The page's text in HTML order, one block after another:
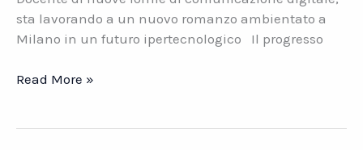
sta lavorando a un nuovo romanzo ambientato a
Milano in un futuro ipertecnologico Il progresso
Tecnologia
Read More »